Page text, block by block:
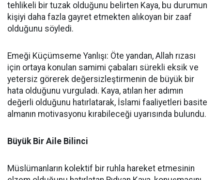
tehlikeli bir tuzak olduğunu belirten Kaya, bu durumun
kişiyi daha fazla gayret etmekten alıkoyan bir zaaf
olduğunu söyledi.
Emeği Küçümseme Yanlışı: Öte yandan, Allah rızası
için ortaya konulan samimi çabaları sürekli eksik ve
yetersiz görerek değersizleştirmenin de büyük bir
hata olduğunu vurguladı. Kaya, atılan her adımın
değerli olduğunu hatırlatarak, İslami faaliyetleri basite
almanın motivasyonu kırabileceği uyarısında bulundu.
Büyük Bir Aile Bilinci
Müslümanların kolektif bir ruhla hareket etmesinin